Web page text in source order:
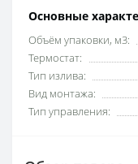
Основные
Объём упаковки, м3:
Термостат:
Тип излива:
Вид монтажа:
Тип управления: